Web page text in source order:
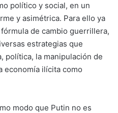
político y social, en un
y asimétrica. Para ello ya
de cambio guerrillera,
estrategias que
política, la manipulación de
economía ilícita como
modo que Putin no es